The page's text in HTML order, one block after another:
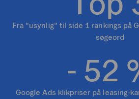
Fra "usynlig" til side 1 rankings på
søgeord
- 52
Google Ads klikpriser på leasing-